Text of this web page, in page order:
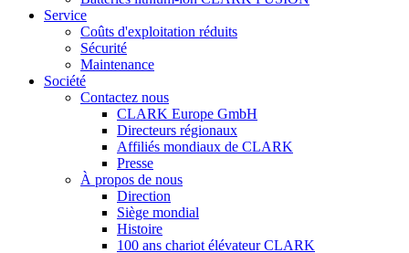
Service
Coûts d'exploitation réduits
Sécurité
Maintenance
Société
Contactez nous
CLARK Europe GmbH
Directeurs régionaux
Affiliés mondiaux de CLARK
Presse
À propos de nous
Direction
Siège mondial
Histoire
100 ans chariot élévateur CLARK